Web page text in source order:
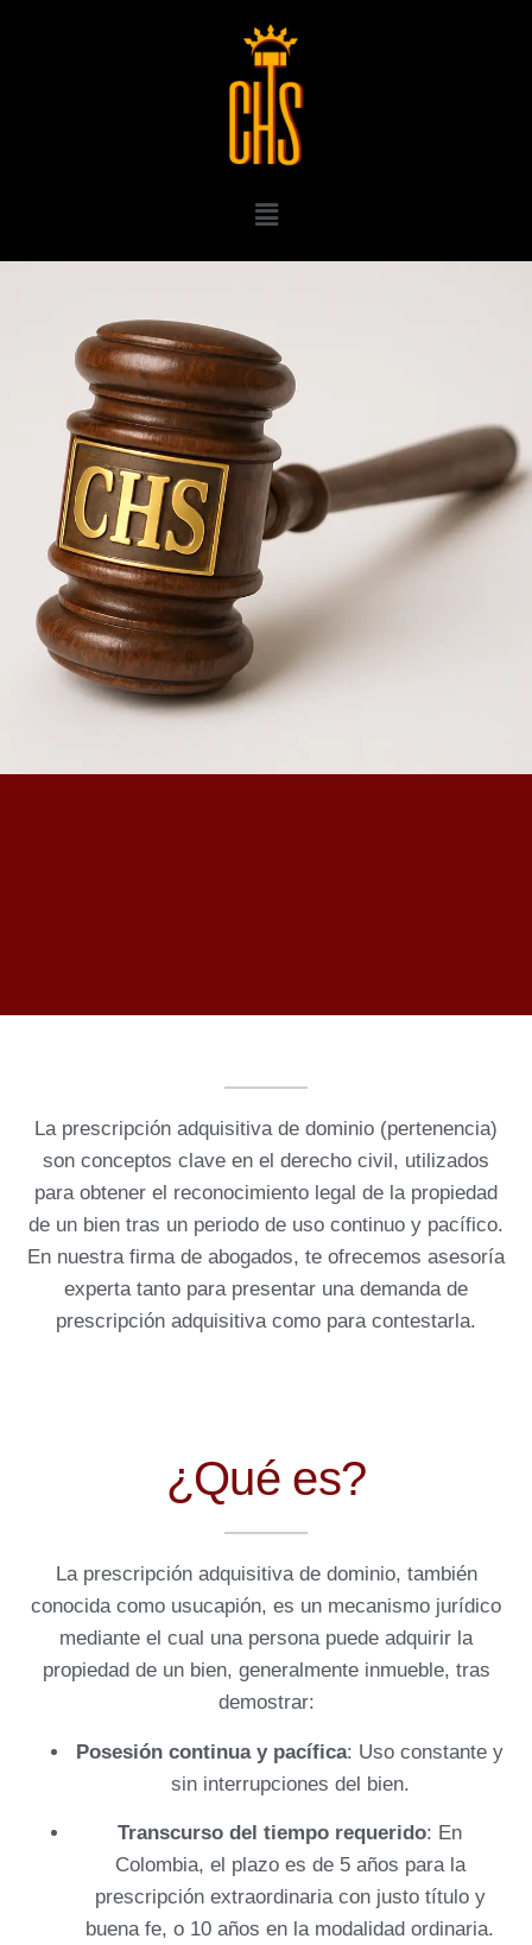
La prescripción adquisitiva de dominio (pertenencia)
son conceptos clave en el derecho civil, utilizados
para obtener el reconocimiento legal de la propiedad
de un bien tras un periodo de uso continuo y pacífico.
En nuestra firma de abogados, te ofrecemos asesoría
experta tanto para presentar una demanda de
prescripción adquisitiva como para contestarla.
¿Qué es?
La prescripción adquisitiva de dominio, también
conocida como usucapión, es un mecanismo jurídico
mediante el cual una persona puede adquirir la
propiedad de un bien, generalmente inmueble, tras
demostrar:
Posesión continua y pacífica: Uso constante y
sin interrupciones del bien.
Transcurso del tiempo requerido: En
Colombia, el plazo es de 5 años para la
prescripción extraordinaria con justo título y
buena fe, o 10 años en la modalidad ordinaria.